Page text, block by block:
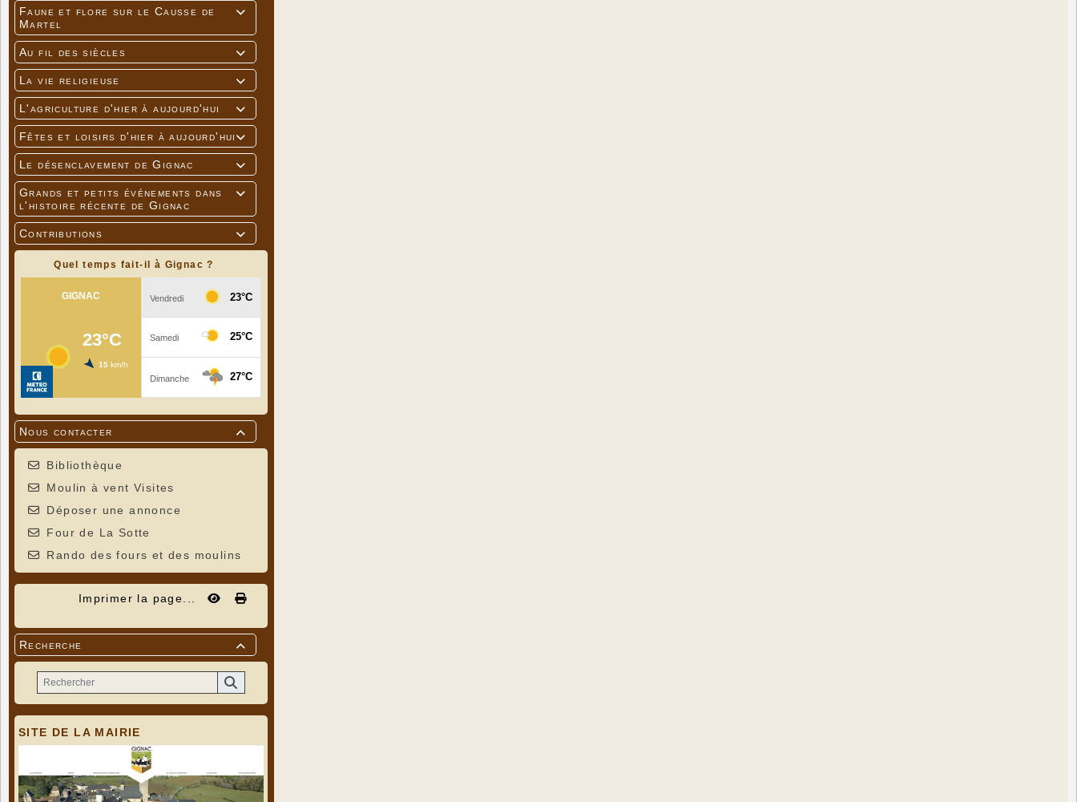

Faune et flore sur le Causse de
Martel

Au fil des siècles

La vie religieuse

L'agriculture d'hier à aujourd'hui

Fêtes et loisirs d'hier à aujourd'hui

Le désenclavement de Gignac

Grands et petits événements dans
l'histoire récente de Gignac

Contributions
Quel temps fait-il à Gignac ?

Nous contacter
Bibliothèque
Moulin à vent Visites
Déposer une annonce
Four de La Sotte
Rando des fours et des moulins
Imprimer la page...

Recherche
SITE DE LA MAIRIE